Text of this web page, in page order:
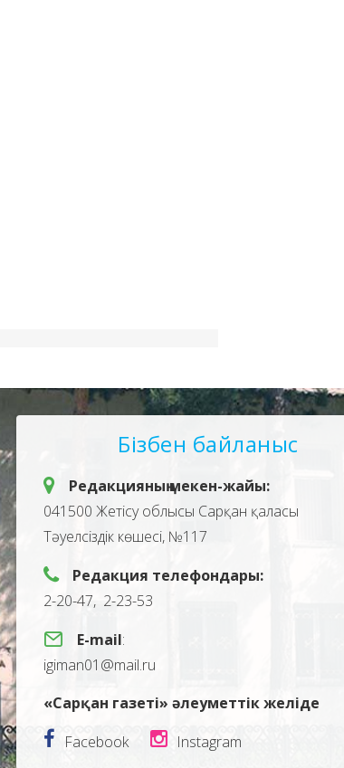
Бізбен байланыс
Редакцияның мекен-жайы:
041500 Жетісу облысы Сарқан қаласы
Тәуелсіздік көшесі, №117
Редакция телефондары:
2-20-47, 2-23-53
E-mail:
igiman01@mail.ru
«Сарқан газеті» әлеуметтік желіде
Facebook
Instagram